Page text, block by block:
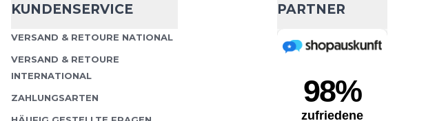
Einlegesohle
39,99 €
44,95 €
Bekommen Sie mit unseren 3Feet® Sense-
garantieren nat...
Wähle deine Größe
KUNDENSERVICE
VERSAND & RETOURE NATIONAL
VERSAND & RETOURE
INTERNATIONAL
ZAHLUNGSARTEN
PARTNER